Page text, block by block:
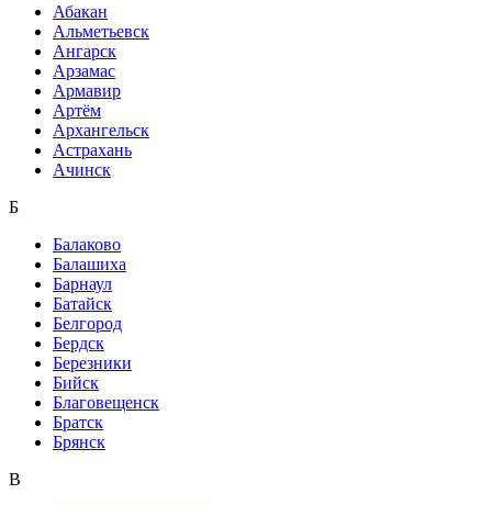
Абакан
Альметьевск
Ангарск
Арзамас
Армавир
Артём
Архангельск
Астрахань
Ачинск
Б
Балаково
Балашиха
Барнаул
Батайск
Белгород
Бердск
Березники
Бийск
Благовещенск
Братск
Брянск
В